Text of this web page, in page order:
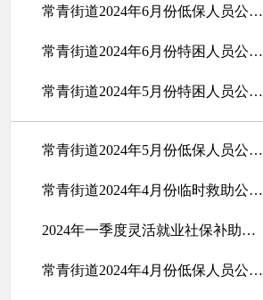
常青街道2024年6月份低保人员公示名单
常青街道2024年6月份特困人员公示名单
常青街道2024年5月份特困人员公示名单
常青街道2024年5月份低保人员公示名单
常青街道2024年4月份临时救助公示名单
2024年一季度灵活就业社保补助公示名单
常青街道2024年4月份低保人员公示名单